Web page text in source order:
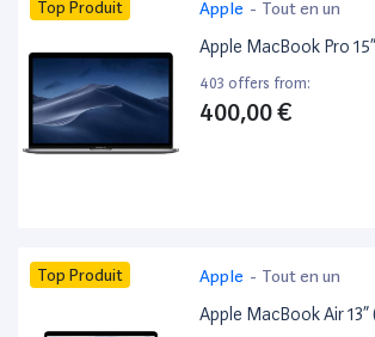
Top Produit Apple - Tout en un
Apple MacBook Pro
403 offers from:
400,00 €
Top Produit Apple - Tout en un
Apple MacBook Air 13”